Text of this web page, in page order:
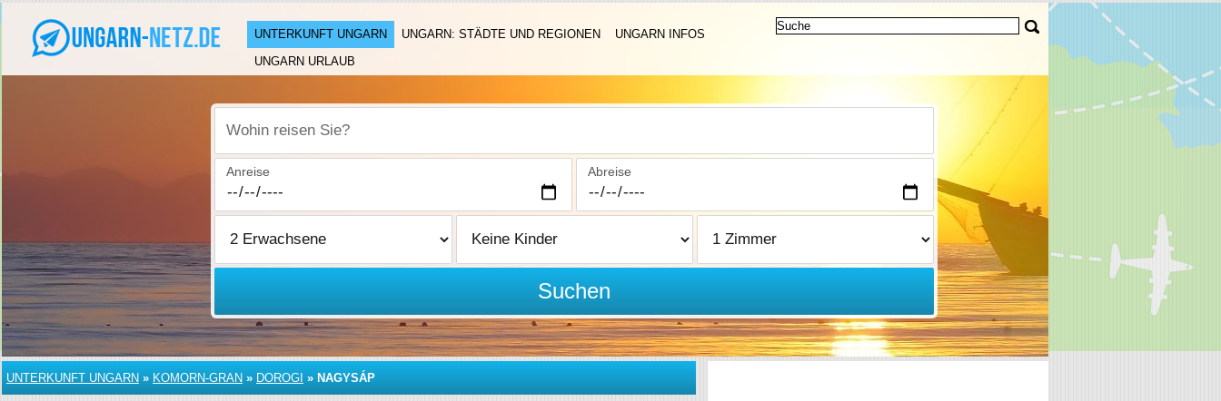
UNTERKUNFT UNGARN UNGARN: STÄDTE UND REGIONEN
UNGARN INFOS
UNGARN URLAUB
Wohin reisen Sie?
Anreise Abreise
Suchen
UNTERKUNFT UNGARN » KOMORN-GRAN » DOROGI » NAGYSÁP